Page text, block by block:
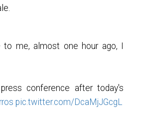
me, almost one hour ago, I
conference after today's
pic.twitter.com/DcaMjJGcgL